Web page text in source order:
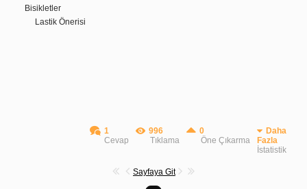
Bisikletler
Lastik Önerisi
1
Cevap
996
Tıklama
0
Öne Çıkarma
Daha
Fazla
İstatistik
Sayfaya Git